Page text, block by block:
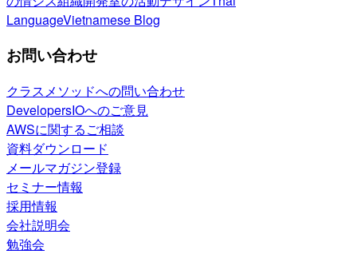
LanguageVietnamese Blog
お問い合わせ
クラスメソッドへの問い合わせ
DevelopersIOへのご意見
AWSに関するご相談
資料ダウンロード
メールマガジン登録
セミナー情報
採用情報
会社説明会
勉強会